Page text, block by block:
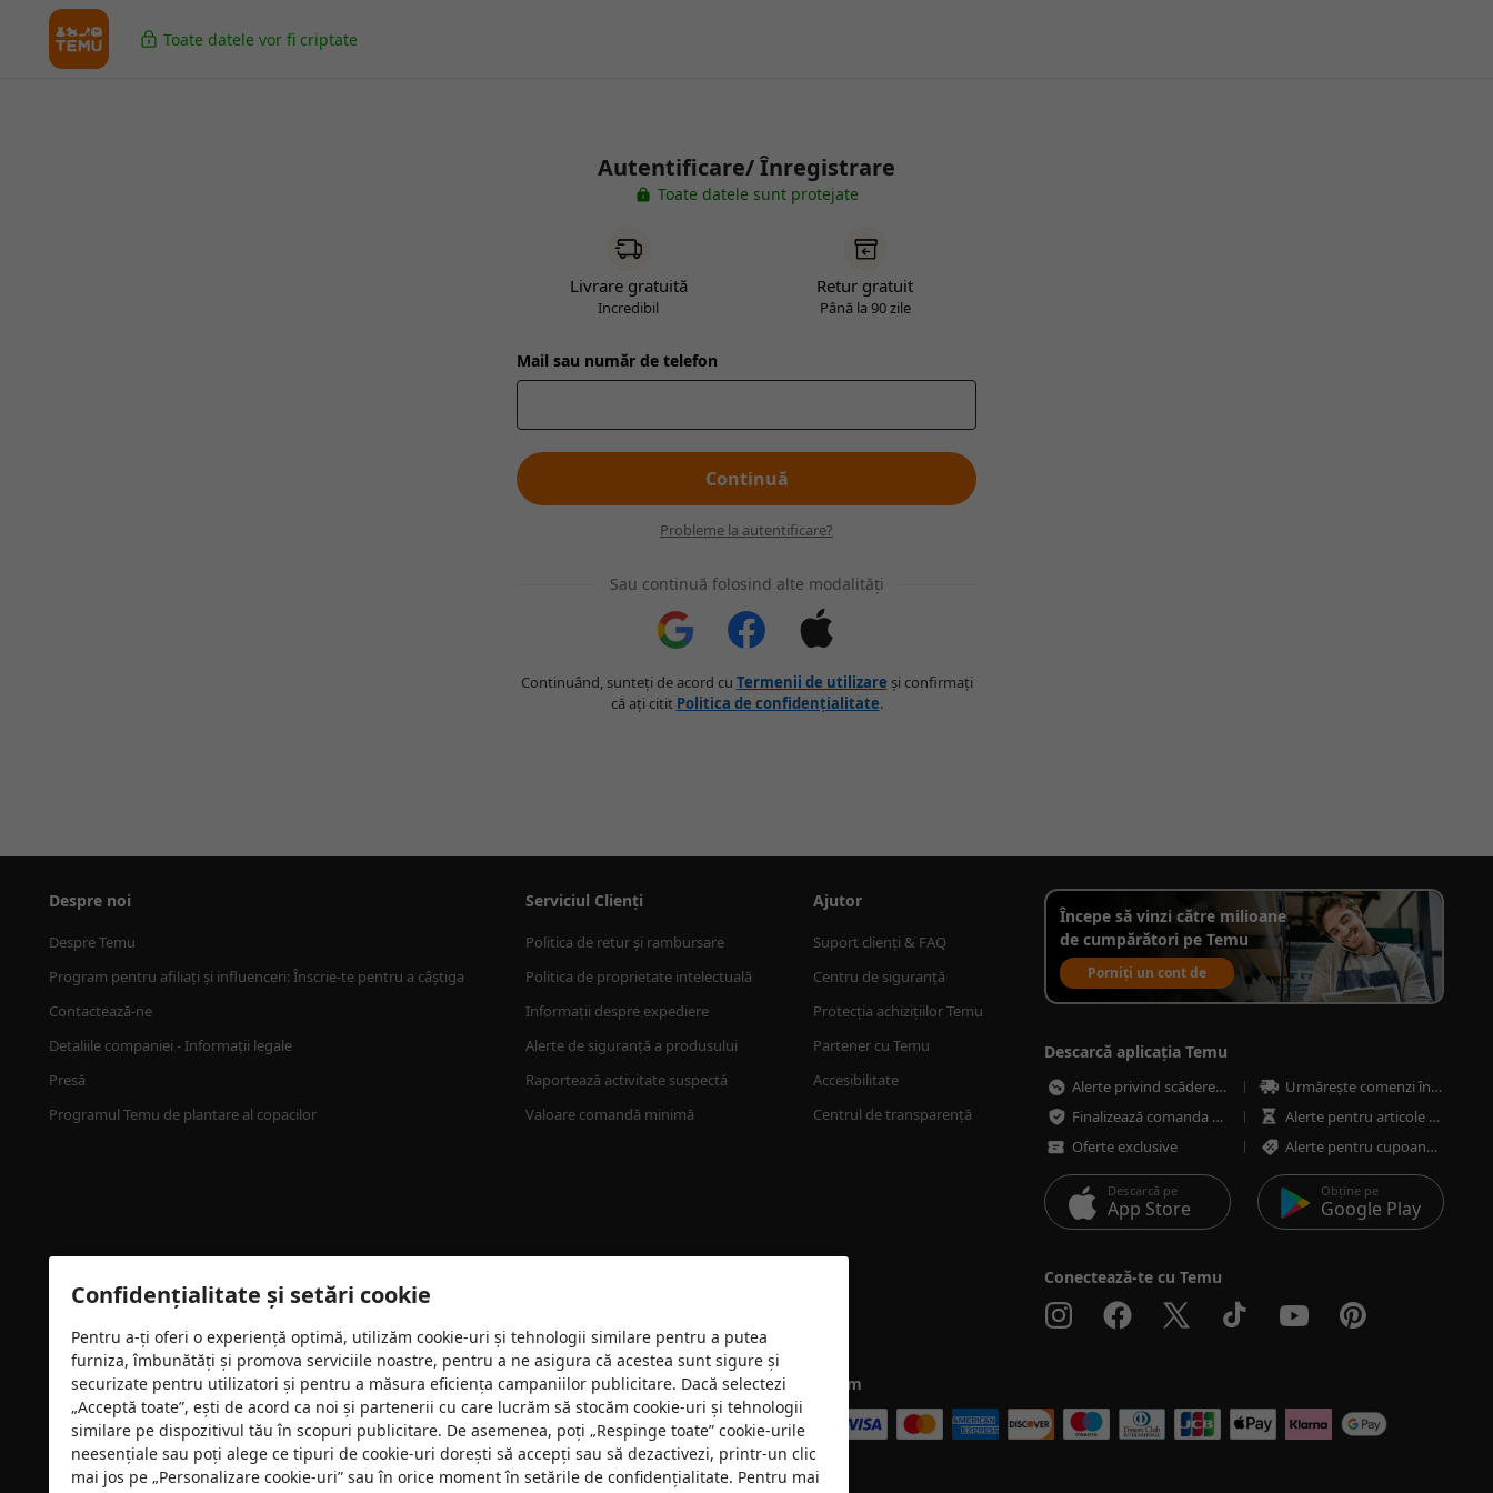
Toate datele vor fi criptate
Autentificare/ Înregistrare
Toate datele sunt protejate
Livrare gratuită
Incredibil
Retur gratuit
Până la 90 zile
Mail sau număr de telefon
Continuă
Probleme la autentificare?
Sau continuă folosind alte modalități
Continuând, sunteți de acord cu Termenii de utilizare și confirmați
că ați citit Politica de confidențialitate.
Despre noi
Despre Temu
Program pentru afiliați și influenceri: Înscrie-te pentru a câștiga
Contactează-ne
Detaliile companiei - Informații legale
Presă
Programul Temu de plantare al copacilor
Serviciul Clienți
Politica de retur și rambursare
Politica de proprietate intelectuală
Informații despre expediere
Alerte de siguranță a produsului
Raportează activitate suspectă
Valoare comandă minimă
Ajutor
Suport clienți & FAQ
Centru de siguranță
Protecția achizițiilor Temu
Partener cu Temu
Accesibilitate
Centrul de transparență
Începe să vinzi către milioane
de cumpărători pe Temu
Porniți un cont de
vânzare
Descarcă aplicația Temu
Alerte privind scăderea prețurilor
Urmărește comenzi în orice moment
Finalizează comanda mai rapid și mai sigur
Alerte pentru articole cu stoc redus
Oferte exclusive
Alerte pentru cupoane și oferte
Descarcă pe
App Store
Obține pe
Google Play
Conectează-te cu Temu
Certificare de securitate Acceptăm
Confidențialitate și setări cookie
Pentru a-ți oferi o experiență optimă, utilizăm cookie-uri și tehnologii similare pentru a putea
furniza, îmbunătăți și promova serviciile noastre, pentru a ne asigura că acestea sunt sigure și
securizate pentru utilizatori și pentru a măsura eficiența campaniilor publicitare. Dacă selectezi
„Acceptă toate”, ești de acord ca noi și partenerii cu care lucrăm să stocăm cookie-uri și tehnologii
similare pe dispozitivul tău în scopuri publicitare. De asemenea, poți „Respinge toate” cookie-urile
neesențiale sau poți alege ce tipuri de cookie-uri dorești să accepți sau să dezactivezi, printr-un clic
mai jos pe „Personalizare cookie-uri” sau în orice moment în setările de confidențialitate. Pentru mai